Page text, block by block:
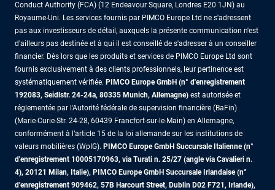
Conduct Authority (FCA) (12 Endeavour Square, Londres E20 1JN) au
Royaume-Uni. Les services fournis par PIMCO Europe Ltd ne s'adressent
pas aux investisseurs de détail, auxquels la présente communication n'est
d'ailleurs pas destinée et à qui il est conseillé de s'adresser à un conseiller
financier. Dès lors que les produits et services de PIMCO Europe Ltd sont
fournis exclusivement à des clients professionnels, leur pertinence est
systématiquement vérifiée. PIMCO Europe GmbH (n° d'enregistrement
192083, Seidlstr. 24-24a, 80335 Munich, Allemagne) est autorisée et
réglementée par l'Autorité fédérale de supervision financière (BaFin)
(Marie-Curie-Str. 24-28, 60439 Francfort-sur-le-Main) en Allemagne,
conformément à l’article 15 de la loi allemande sur les institutions de
valeurs mobilières (WpIG). PIMCO Europe GmbH Succursale Italienne (n°
d'enregistrement 10005170963, via Turati n. 25/27 (angle via Cavalieri n.
4), 20121 Milan, Italie), PIMCO Europe GmbH Succursale Irlandaise (n°
d'enregistrement 909462, 57B Harcourt Street, Dublin D02 F721, Irlande),